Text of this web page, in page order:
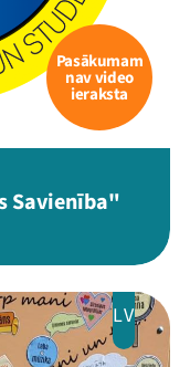
Pasākumam
nav video
ieraksta
Savienība"
LV